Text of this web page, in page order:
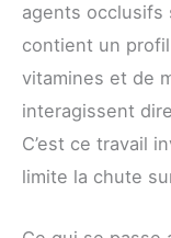
agents occlusifs
contient un profil
vitamines et de
interagissent
C’est ce travail
limite la chute